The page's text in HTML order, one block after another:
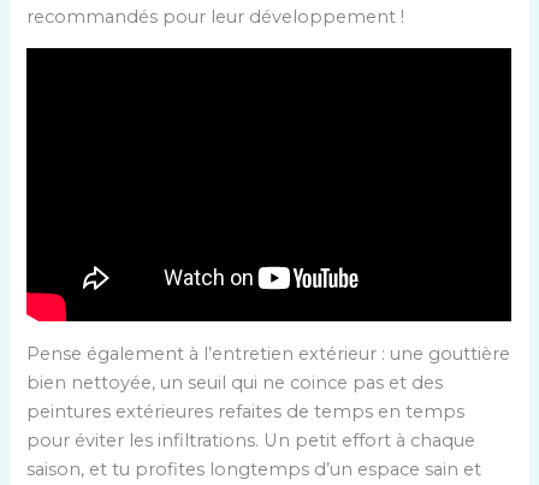
recommandés pour leur développement !
Pense également à l’entretien extérieur : une gouttière
bien nettoyée, un seuil qui ne coince pas et des
peintures extérieures refaites de temps en temps
pour éviter les infiltrations. Un petit effort à chaque
saison, et tu profites longtemps d’un espace sain et